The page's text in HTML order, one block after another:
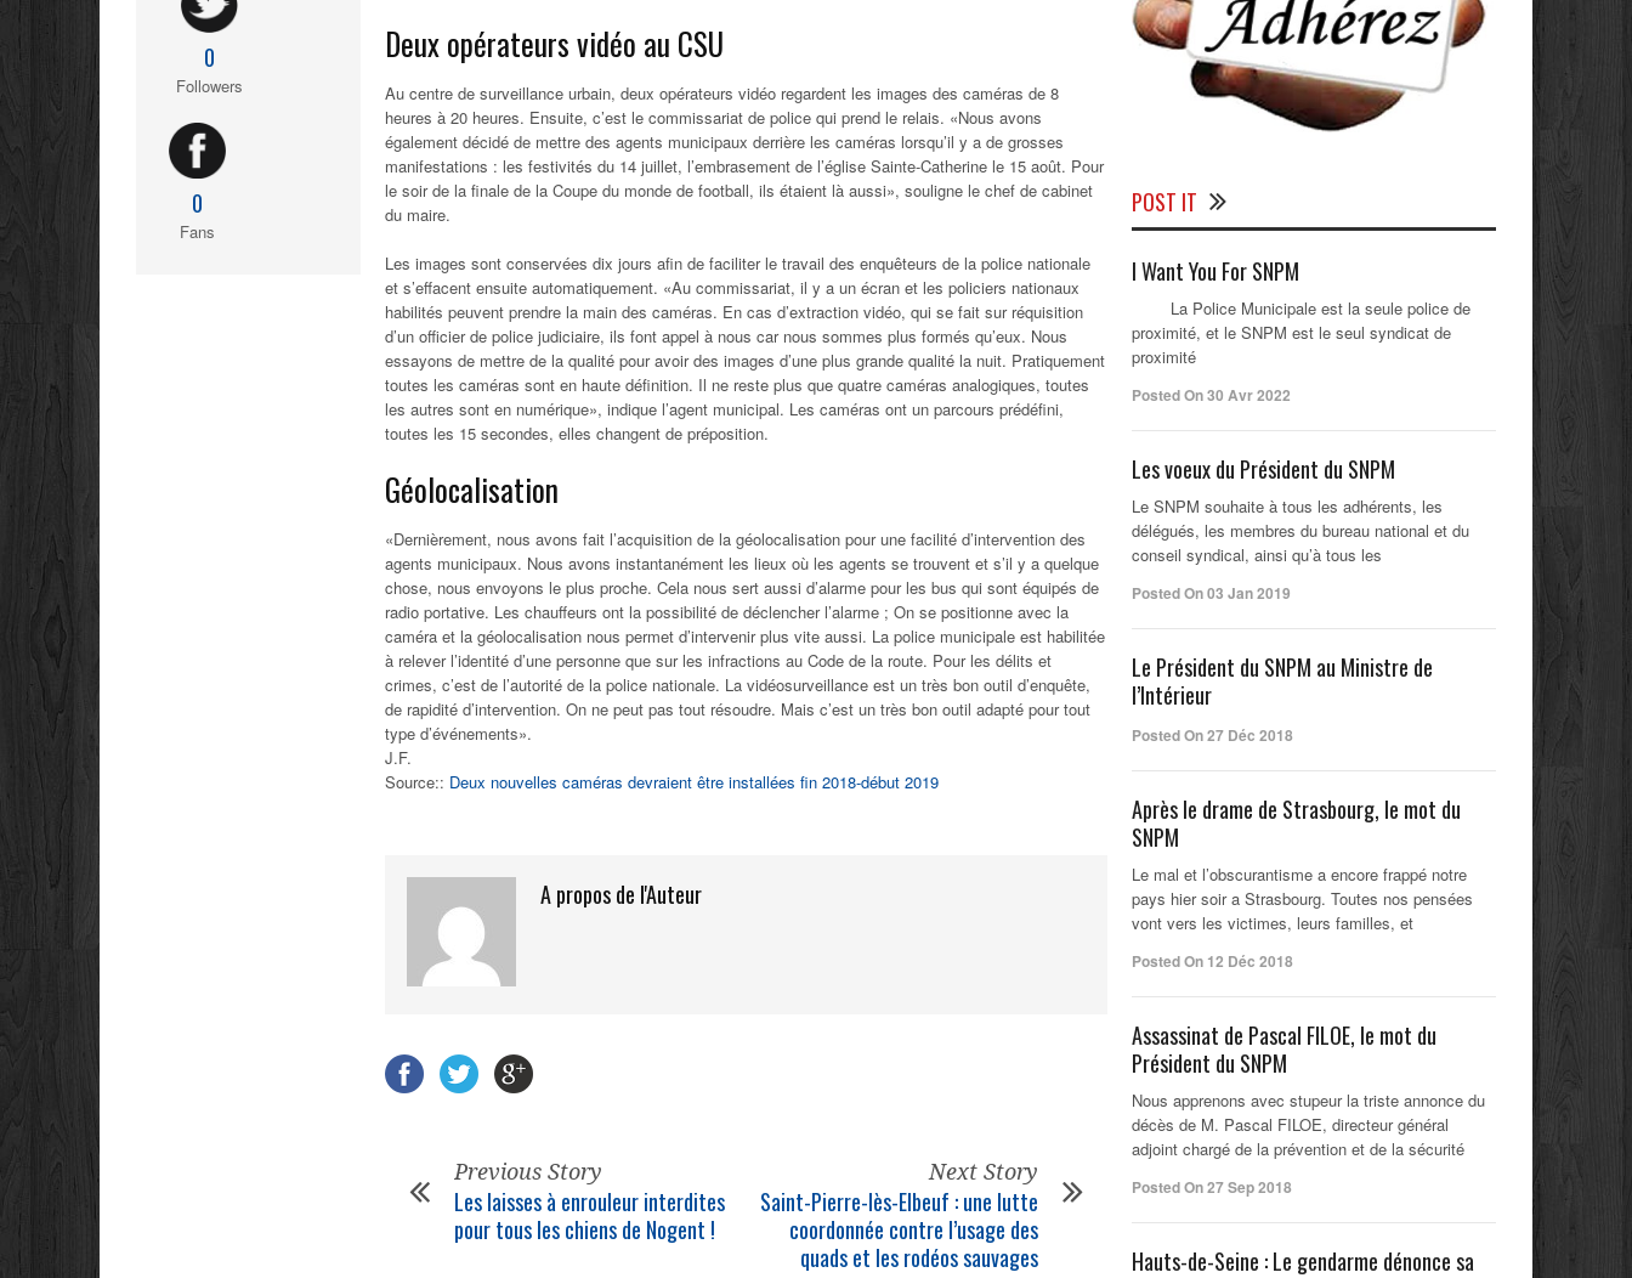
Deux opérateurs vidéo au CSU
Au centre de surveillance urbain, deux opérateurs vidéo regardent les images des caméras de 8
heures à 20 heures. Ensuite, c’est le commissariat de police qui prend le relais. «Nous avons
également décidé de mettre des agents municipaux derrière les caméras lorsqu’il y a de grosses
manifestations : les festivités du 14 juillet, l’embrasement de l’église Sainte-Catherine le 15 août. Pour
le soir de la finale de la Coupe du monde de football, ils étaient là aussi», souligne le chef de cabinet
du maire.
Les images sont conservées dix jours afin de faciliter le travail des enquêteurs de la police nationale
et s’effacent ensuite automatiquement. «Au commissariat, il y a un écran et les policiers nationaux
habilités peuvent prendre la main des caméras. En cas d’extraction vidéo, qui se fait sur réquisition
d’un officier de police judiciaire, ils font appel à nous car nous sommes plus formés qu’eux. Nous
essayons de mettre de la qualité pour avoir des images d’une plus grande qualité la nuit. Pratiquement
toutes les caméras sont en haute définition. Il ne reste plus que quatre caméras analogiques, toutes
les autres sont en numérique», indique l’agent municipal. Les caméras ont un parcours prédéfini,
toutes les 15 secondes, elles changent de préposition.
Géolocalisation
«Dernièrement, nous avons fait l’acquisition de la géolocalisation pour une facilité d’intervention des
agents municipaux. Nous avons instantanément les lieux où les agents se trouvent et s’il y a quelque
chose, nous envoyons le plus proche. Cela nous sert aussi d’alarme pour les bus qui sont équipés de
radio portative. Les chauffeurs ont la possibilité de déclencher l’alarme ; On se positionne avec la
caméra et la géolocalisation nous permet d’intervenir plus vite aussi. La police municipale est habilitée
à relever l’identité d’une personne que sur les infractions au Code de la route. Pour les délits et
crimes, c’est de l’autorité de la police nationale. La vidéosurveillance est un très bon outil d’enquête,
de rapidité d’intervention. On ne peut pas tout résoudre. Mais c’est un très bon outil adapté pour tout
type d’événements».
J.F.
Source:: Deux nouvelles caméras devraient être installées fin 2018-début 2019
A propos de l'Auteur
Previous Story
Les laisses à enrouleur interdites
pour tous les chiens de Nogent !
Next Story
Saint-Pierre-lès-Elbeuf : une lutte
coordonnée contre l’usage des
quads et les rodéos sauvages
0
Followers
0
Fans
POST IT
I Want You For SNPM
La Police Municipale est la seule police de
proximité, et le SNPM est le seul syndicat de
proximité
Posted On 30 Avr 2022
Les voeux du Président du SNPM
Le SNPM souhaite à tous les adhérents, les
délégués, les membres du bureau national et du
conseil syndical, ainsi qu’à tous les
Posted On 03 Jan 2019
Le Président du SNPM au Ministre de
l’Intérieur
Posted On 27 Déc 2018
Après le drame de Strasbourg, le mot du
SNPM
Le mal et l’obscurantisme a encore frappé notre
pays hier soir a Strasbourg. Toutes nos pensées
vont vers les victimes, leurs familles, et
Posted On 12 Déc 2018
Assassinat de Pascal FILOE, le mot du
Président du SNPM
Nous apprenons avec stupeur la triste annonce du
décès de M. Pascal FILOE, directeur général
adjoint chargé de la prévention et de la sécurité
Posted On 27 Sep 2018
Hauts-de-Seine : Le gendarme dénonce sa